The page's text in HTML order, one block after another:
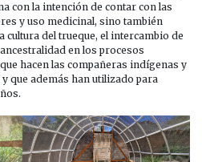
con la intención de contar con las
y uso medicinal, sino también
cultura del trueque, el intercambio de
en los procesos
hacen las compañeras indígenas y
que además han utilizado para